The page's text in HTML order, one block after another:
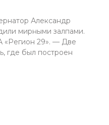
Александр
мирными залпами.
«Регион 29». — Две
где был построен